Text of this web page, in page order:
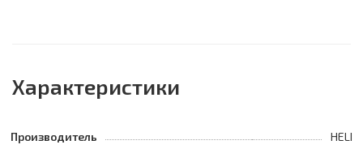
Характеристики
Производитель
HELI